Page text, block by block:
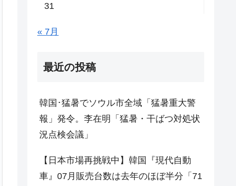
31
« 7月
最近の投稿
韓国･猛暑でソウル市全域「猛暑重大警
報」発令。李在明「猛暑・干ばつ対処状
況点検会議」
【日本市場再挑戦中】韓国『現代自動
車』07月販売台数は去年のほぼ半分「71